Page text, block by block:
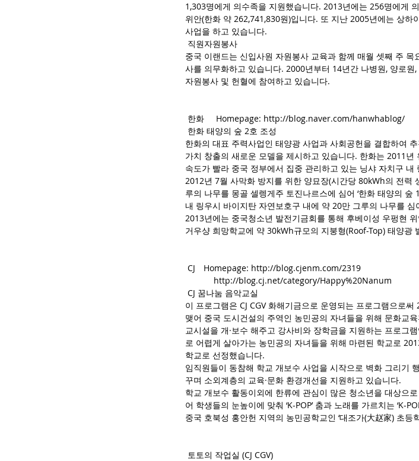
1,303명에게 의수족을 지원했습니다. 2013년에는 256명에게
위안(한화 약 262,741,830원)입니다. 또 지난 2005년에는 상하
사업을 하고 있습니다.
직원자원봉사
중국 이랜드는 신입사원 자원봉사 교육과 함께 매월 셋째 주
사를 의무화하고 있습니다. 2000년부터 14년간 나병원, 양로
자원봉사 및 헌혈에 참여하고 있습니다.
한화     Homepage: http://blog.naver.com/hanwhablog/
​ 한화 태양의 숲 2호 조성
한화의 대표 주력사업인 태양광 사업과 사회공헌을 결합하여
가치 창출의 새로운 모델을 제시하고 있습니다. 한화는 2011
속도가 빨라 중국 정부에서 집중 관리하고 있는 닝샤 자치구
2012년 7월 사막화 방지를 위한 양묘장(시간당 80kWh의 전력
루의 나무를 몽골 셀렝게주 토진나르스에 심어 ‘한화 태양의
내 링우시 바이지탄 자연보호구 내에 약 20만 그루의 나무를 심
2013년에는 중국청소년 발전기금회를 통해 후베이성 우펑현
거우샹 희망학교에 약 30kWh규모의 지붕형(Roof-Top) 태양광
CJ　Homepage: http://blog.cjenm.com/2319​
            ​http://blog.cj.net/category/Happy%20Nanum
CJ 꿈나눔 음악교실
이 프로그램은 CJ CGV 화해기금으로 운영되는 프로그램으로
맺어 중국 도시건설의 주역인 농민공의 자녀들을 위해 문화교
교시설을 개·보수 해주고 강사비와 장학금을 지원하는 프로그
로 어렵게 살아가는 농민공의 자녀들을 위해 마련된 학교로
학교로 선정했습니다.
임직원들이 동참해 학교 개보수 사업을 시작으로 벽화 그리기
꾸며 소외계층의 교육·문화 환경개선을 지원하고 있습니다.
학교 개보수 활동이외에 한류에 관심이 많은 청소년을 대상으
어 학생들의 눈높이에 맞춰 ‘K-POP’ 춤과 노래를 가르치는 ‘K-
중국 호북성 홍안헌 지역의 농민공학교인 ‘대조가(大赵家) 초등
토토의 작업실 (CJ CGV)